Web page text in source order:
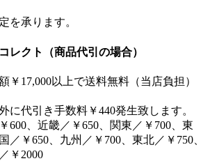
を承ります。
レクト（商品代引の場合）
￥17,000以上で送料無料（当店負担）
に代引き手数料￥440発生致します。
600、近畿／￥650、関東／￥700、東
／￥650、九州／￥700、東北／￥750、
￥2000